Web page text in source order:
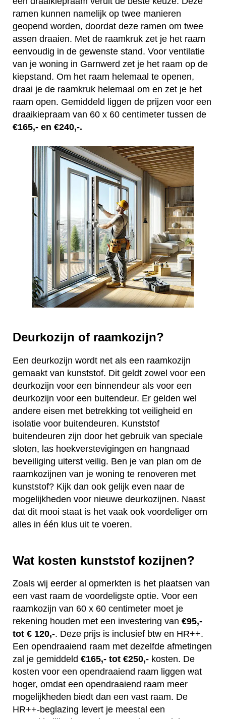
ramen kunnen namelijk op twee manieren
geopend worden, doordat deze ramen om twee
assen draaien. Met de raamkruk zet je het raam
eenvoudig in de gewenste stand. Voor ventilatie
van je woning in Garnwerd zet je het raam op de
kiepstand. Om het raam helemaal te openen,
draai je de raamkruk helemaal om en zet je het
raam open. Gemiddeld liggen de prijzen voor een
draaikiepraam van 60 x 60 centimeter tussen de
€165,- en €240,-.
Deurkozijn of raamkozijn?
Een deurkozijn wordt net als een raamkozijn
gemaakt van kunststof. Dit geldt zowel voor een
deurkozijn voor een binnendeur als voor een
deurkozijn voor een buitendeur. Er gelden wel
andere eisen met betrekking tot veiligheid en
isolatie voor buitendeuren. Kunststof
buitendeuren zijn door het gebruik van speciale
sloten, las hoekverstevigingen en hangnaad
beveiliging uiterst veilig. Ben je van plan om de
raamkozijnen van je woning te renoveren met
kunststof? Kijk dan ook gelijk even naar de
mogelijkheden voor nieuwe deurkozijnen. Naast
dat dit mooi staat is het vaak ook voordeliger om
alles in één klus uit te voeren.
Wat kosten kunststof kozijnen?
Zoals wij eerder al opmerkten is het plaatsen van
een vast raam de voordeligste optie. Voor een
raamkozijn van 60 x 60 centimeter moet je
rekening houden met een investering van €95,-
tot € 120,-. Deze prijs is inclusief btw en HR++.
Een opendraaiend raam met dezelfde afmetingen
zal je gemiddeld €165,- tot €250,- kosten. De
kosten voor een opendraaiend raam liggen wat
hoger, omdat een opendraaiend raam meer
mogelijkheden biedt dan een vast raam. De
HR++-beglazing levert je meestal een